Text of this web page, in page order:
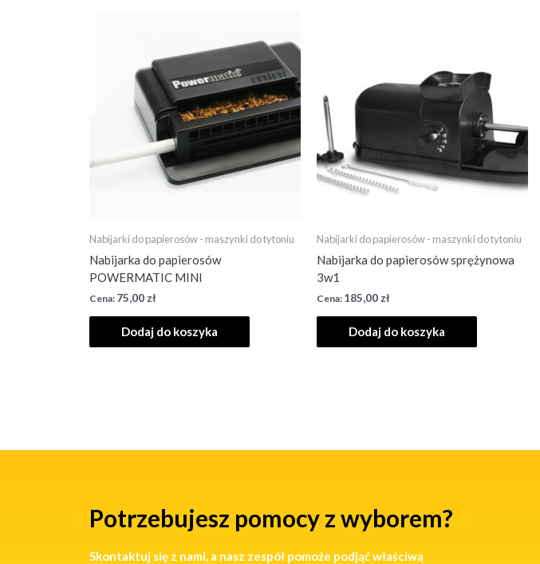
Nabijarki do papierosów - maszynki do tytoniu
Nabijarka do papierosów
POWERMATIC MINI
75,00 zł
Dodaj do koszyka
Nabijarki do papierosów - maszynki do tytoniu
Nabijarka do papierosów sprężynowa
3w1
185,00 zł
Dodaj do koszyka
Potrzebujesz pomocy z wyborem?
Skontaktuj się z nami, a nasz zespół pomoże podjąć właściwą